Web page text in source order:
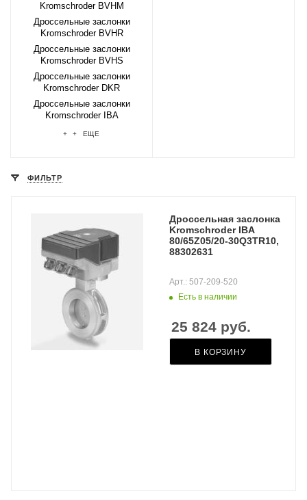
Kromschroder BVHM
Дроссельные заслонки
Kromschroder BVHR
Дроссельные заслонки
Kromschroder BVHS
Дроссельные заслонки
Kromschroder DKR
Дроссельные заслонки
Kromschroder IBA
+ + ЕЩЕ
ФИЛЬТР
Дроссельная заслонка
Kromschroder IBA
80/65Z05/20-30Q3TR10,
88302631
Есть в наличии
Арт.: 507-209-520
25 824 руб.
В КОРЗИНУ